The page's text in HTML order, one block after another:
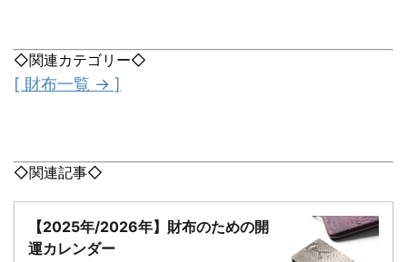
◇関連カテゴリー◇
[ 財布一覧 → ]
◇関連記事◇
【2025年/2026年】財布のための開
運カレンダー